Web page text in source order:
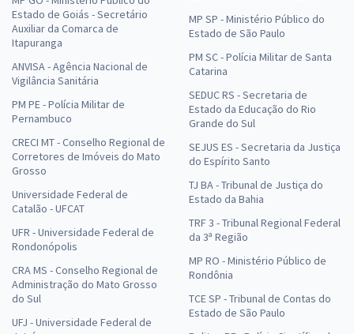
Estado de Goiás - Secretário
Auxiliar da Comarca de
Itapuranga
ANVISA - Agência Nacional de
Vigilância Sanitária
PM PE - Polícia Militar de
Pernambuco
CRECI MT - Conselho Regional de
Corretores de Imóveis do Mato
Grosso
Universidade Federal de
Catalão - UFCAT
UFR - Universidade Federal de
Rondonópolis
CRA MS - Conselho Regional de
Administração do Mato Grosso
do Sul
UFJ - Universidade Federal de
MP SP - Ministério Público do
Estado de São Paulo
PM SC - Polícia Militar de Santa
Catarina
SEDUC RS - Secretaria de
Estado da Educação do Rio
Grande do Sul
SEJUS ES - Secretaria da Justiça
do Espírito Santo
TJ BA - Tribunal de Justiça do
Estado da Bahia
TRF 3 - Tribunal Regional Federal
da 3ª Região
MP RO - Ministério Público de
Rondônia
TCE SP - Tribunal de Contas do
Estado de São Paulo